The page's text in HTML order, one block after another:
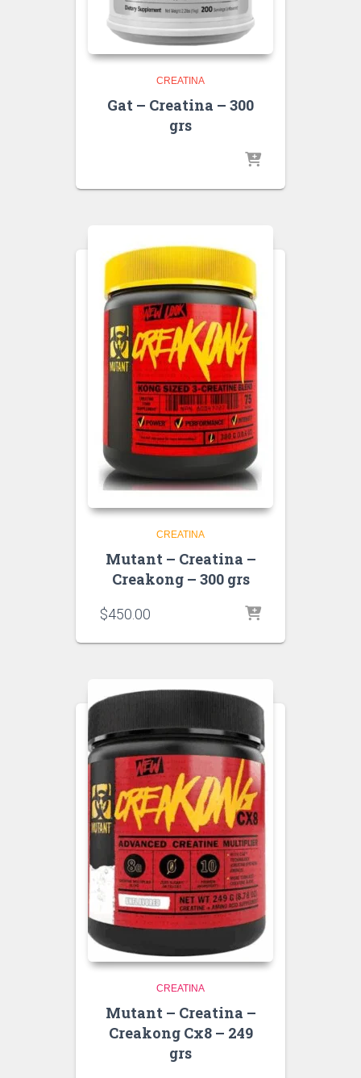
CREATINA
Gat – Creatina – 300
grs
CREATINA
Mutant – Creatina –
Creakong – 300 grs
$450.00
CREATINA
Mutant – Creatina –
Creakong Cx8 – 249
grs